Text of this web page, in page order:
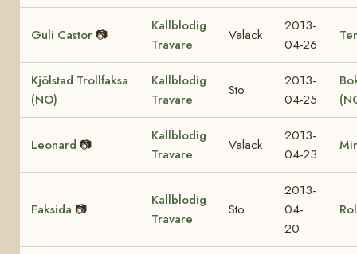
Guli Castor 📷
Kallblodig
Travare
Valack
2013-
04-26
Kjölstad Trollfaksa
(NO)
Kallblodig
Travare
Sto
2013-
04-25
Leonard 📷
Kallblodig
Travare
Valack
2013-
04-23
Faksida 📷
Kallblodig
Travare
Sto
2013-
04-
20